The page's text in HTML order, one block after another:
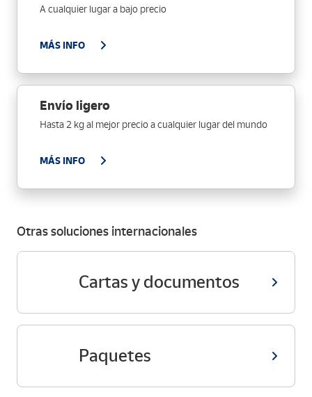
A cualquier lugar a bajo precio
MÁS INFO
Envío ligero
Hasta 2 kg al mejor precio a cualquier lugar del mundo
MÁS INFO
Otras soluciones internacionales
Cartas y documentos
Paquetes